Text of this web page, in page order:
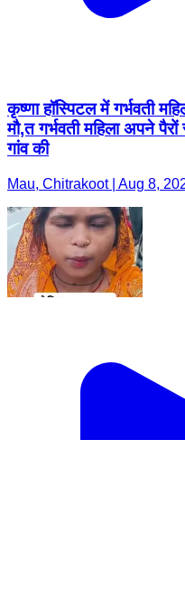
कृष्णा हॉस्पिटल में गर्भवती
मौ,त गर्भवती महिला अपने
गांव की
Mau, Chitrakoot | Aug 8,